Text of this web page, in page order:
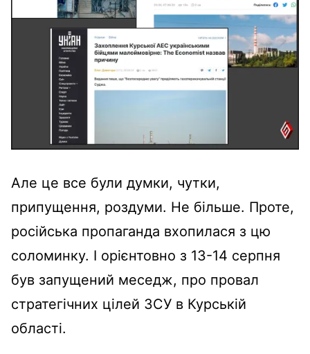
Але це все були думки, чутки,
припущення, роздуми. Не більше. Проте,
російська пропаганда вхопилася з цю
соломинку. І орієнтовно з 13-14 серпня
був запущений меседж, про провал
стратегічних цілей ЗСУ в Курській
області.